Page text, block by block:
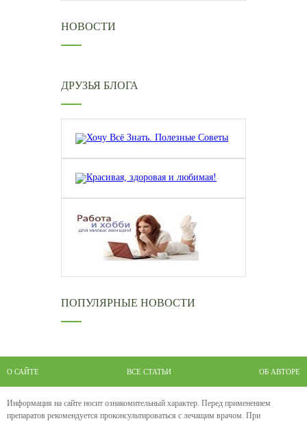
НОВОСТИ
ДРУЗЬЯ БЛОГА
ПОПУЛЯРНЫЕ НОВОСТИ
О САЙТЕ ВСЕ СТАТЬИ ОБ АВТОРЕ
Информация на сайте носит ознакомительный характер. Перед применением
препаратов рекомендуется проконсультироваться с лечащим врачом. При